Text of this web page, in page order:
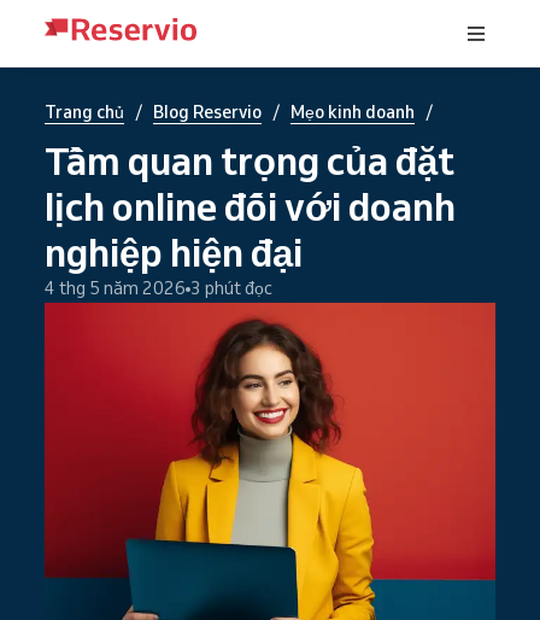
Trang chủ / Blog Reservio / Mẹo kinh doanh /
Tầm quan trọng của đặt
lịch online đối với doanh
nghiệp hiện đại
4 thg 5 năm 2026 3 phút đọc